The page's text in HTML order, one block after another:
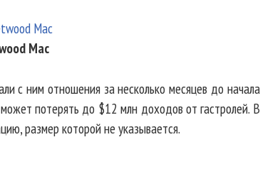
Mac
с ним отношения за несколько месяцев до начала
потерять до $12 млн доходов от гастролей. В
размер которой не указывается.